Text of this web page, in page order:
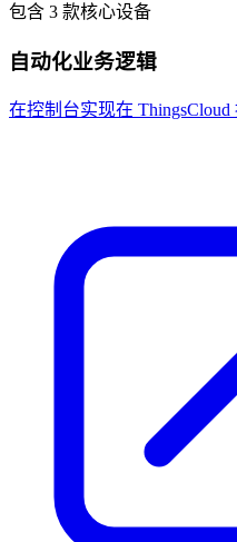
包含 3 款核心设备
自动化业务逻辑
在控制台实现在